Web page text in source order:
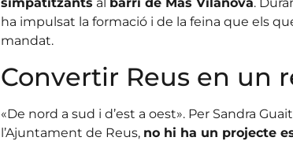
ha impulsat la formació i de la feina que els
mandat.
Convertir Reus en un
«De nord a sud i d’est a oest». Per Sandra
l’Ajuntament de Reus, no hi ha un projecte